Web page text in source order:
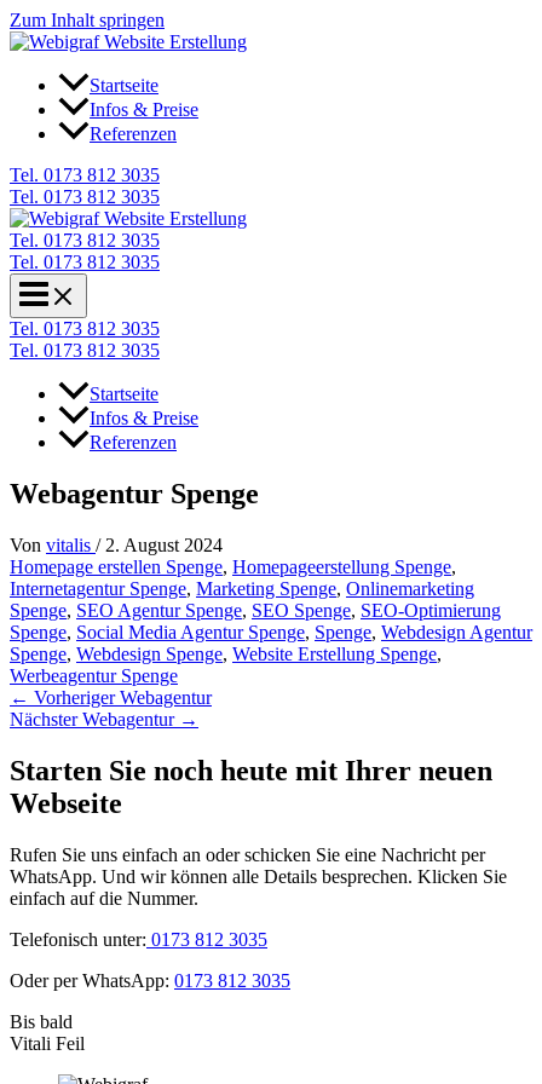
Zum Inhalt springen
Startseite
Infos & Preise
Referenzen
Tel. 0173 812 3035
Tel. 0173 812 3035
Tel. 0173 812 3035
Tel. 0173 812 3035
Tel. 0173 812 3035
Tel. 0173 812 3035
Startseite
Infos & Preise
Referenzen
Webagentur Spenge
Von vitalis / 2. August 2024
Homepage erstellen Spenge, Homepageerstellung Spenge,
Internetagentur Spenge, Marketing Spenge, Onlinemarketing
Spenge, SEO Agentur Spenge, SEO Spenge, SEO-Optimierung
Spenge, Social Media Agentur Spenge, Spenge, Webdesign Agentur
Spenge, Webdesign Spenge, Website Erstellung Spenge,
Werbeagentur Spenge
← Vorheriger Webagentur
Nächster Webagentur →
Starten Sie noch heute mit Ihrer neuen
Webseite
Rufen Sie uns einfach an oder schicken Sie eine Nachricht per
WhatsApp. Und wir können alle Details besprechen. Klicken Sie
einfach auf die Nummer.
Telefonisch unter: 0173 812 3035
Oder per WhatsApp: 0173 812 3035
Bis bald
Vitali Feil